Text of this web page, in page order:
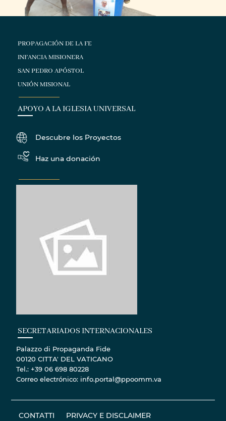
PROPAGACIÓN DE LA FE
INFANCIA MISIONERA
SAN PEDRO APÓSTOL
UNIÓN MISIONAL
APOYO A LA IGLESIA UNIVERSAL
Descubre los Proyectos
Haz una donación
SECRETARIADOS INTERNACIONALES
Palazzo di Propaganda Fide
00120 CITTA' DEL VATICANO
Tel.: +39 06 698 80228
Correo electrónico: info.portal@ppoomm.va
Copyright © 2020 Pontificie Opere
Missionarie
Materiale fotografico - Tutti i diritti riservati. ©